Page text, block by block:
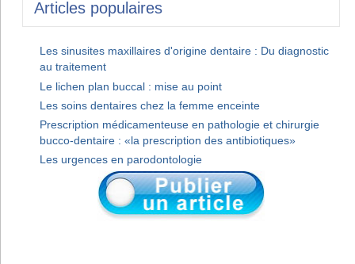
Articles populaires
Les sinusites maxillaires d'origine dentaire : Du diagnostic
au traitement
Le lichen plan buccal : mise au point
Les soins dentaires chez la femme enceinte
Prescription médicamenteuse en pathologie et chirurgie
bucco-dentaire : «la prescription des antibiotiques»
Les urgences en parodontologie